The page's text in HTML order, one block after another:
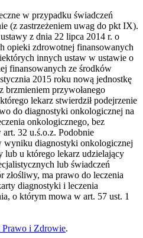
w przypadku świadczeń
(z zastrzeżeniem uwag do pkt IX).
z dnia 22 lipca 2014 r. o
opieki zdrowotnej finansowanych
innych ustaw w ustawie o
finansowanych ze środków
2015 roku nową jednostkę
brzmieniem przywołanego
lekarz stwierdził podejrzenie
do diagnostyki onkologicznej na
onkologicznego, bez
32 u.ś.o.z. Podobnie
wyniku diagnostyki onkologicznej
lub u którego lekarz udzielający
lub świadczeń
złośliwy, ma prawo do leczenia
diagnostyki i leczenia
o którym mowa w art. 57 ust. 1
Prawo i Zdrowie.